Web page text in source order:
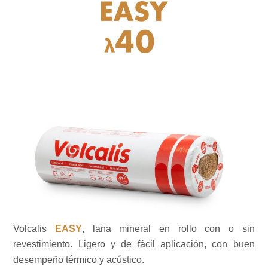
Volcalis EASY, lana mineral en rollo con o sin
revestimiento. Ligero y de fácil aplicación, con buen
desempeño térmico y acústico.